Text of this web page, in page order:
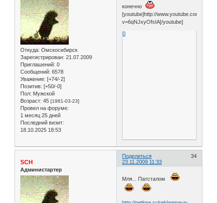
Откуда: Омскосибирск
Зарегистрирован: 21.07.2009
Приглашений: 0
Сообщений: 6578
Уважение: [+74/-2]
Позитив: [+50/-0]
Пол: Мужской
Возраст: 45 [1981-03-23]
Провел на форуме:
1 месяц 25 дней
Последний визит:
18.10.2025 18:53
конечно
[youtube]http://www.youtube.com/
v=6qNJxyOfsIA[/youtube]
0
Поделиться
34
23.11.2009 11:33
SCH
Администартер
Мля... Патсталом